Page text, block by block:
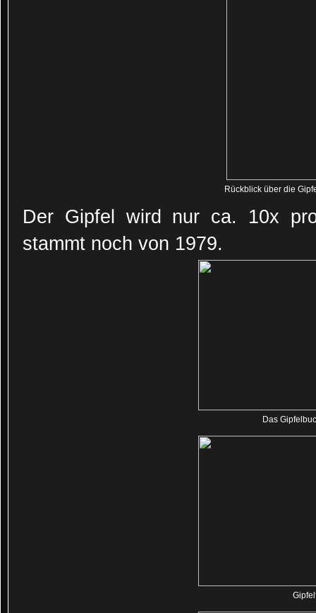
Rückblick über die
Der Gipfel wird nur ca. 10x
stammt noch von 1979.
Das